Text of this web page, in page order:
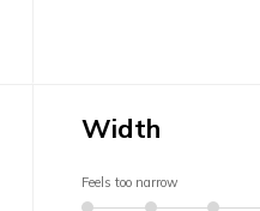
Width
Feels too narrow